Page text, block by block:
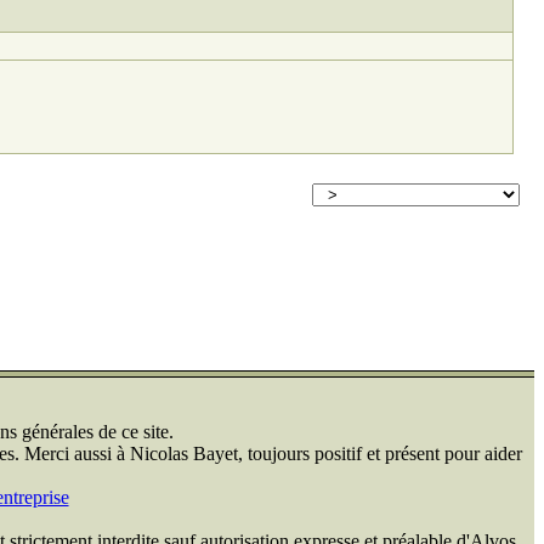
générales de ce site.
Merci aussi à Nicolas Bayet, toujours positif et présent pour aider